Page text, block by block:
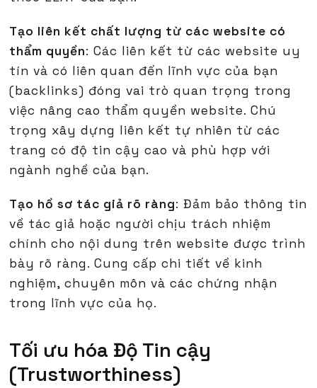
Tạo liên kết chất lượng từ các website có
thẩm quyền: Các liên kết từ các website uy
tín và có liên quan đến lĩnh vực của bạn
(backlinks) đóng vai trò quan trọng trong
việc nâng cao thẩm quyền website. Chú
trọng xây dựng liên kết tự nhiên từ các
trang có độ tin cậy cao và phù hợp với
ngành nghề của bạn.
Tạo hồ sơ tác giả rõ ràng: Đảm bảo thông tin
về tác giả hoặc người chịu trách nhiệm
chính cho nội dung trên website được trình
bày rõ ràng. Cung cấp chi tiết về kinh
nghiệm, chuyên môn và các chứng nhận
trong lĩnh vực của họ.
Tối ưu hóa Độ Tin cậy
(Trustworthiness)